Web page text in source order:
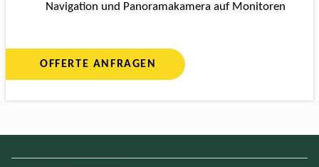
Navigation und Panoramakamera auf Monitoren
OFFERTE ANFRAGEN